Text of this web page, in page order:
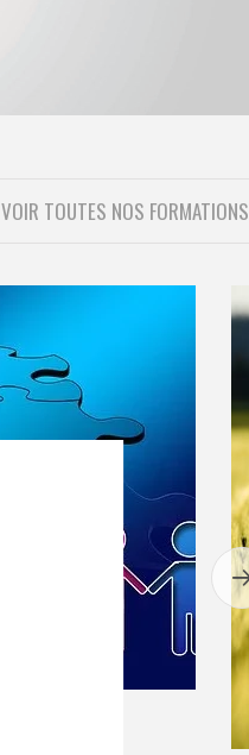
VOIR TOUTES NOS FORMATIONS